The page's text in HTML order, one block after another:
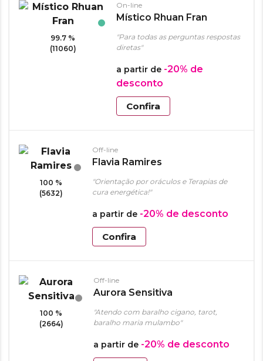
99.7 %
(11060)
On-line
Místico Rhuan Fran
"Para todas as perguntas respostas
diretas"
a partir de -20% de
desconto
Confira
100 %
(5632)
Off-line
Flavia Ramires
"Orientação por oráculos e Terapias de
cura energética!"
a partir de -20% de desconto
Confira
100 %
(2664)
Off-line
Aurora Sensitiva
"Atendo com baralho cigano, tarot,
baralho maria mulambo"
a partir de -20% de desconto